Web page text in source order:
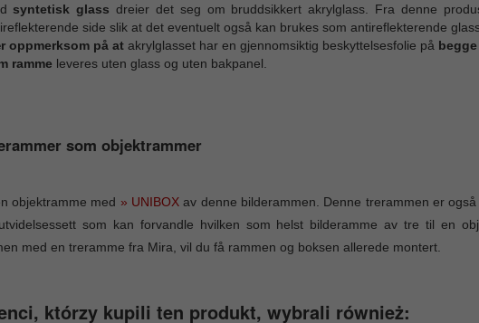
syntetisk glass dreier det seg om bruddsikkert akrylglass. Fra denne
side slik at det eventuelt også kan brukes som antireflekterende
oppmerksom på atakrylglasset har en gjennomsiktig beskyttelsesfolie på begge
ramme leveres uten glass og uten bakpanel.
som objektrammer
objektramme med » UNIBOX av denne bilderammen. Denne trerammen er
som kan forvandle hvilken som helst bilderamme av tre til en
med en treramme fra Mira, vil du få rammen og boksen allerede montert.
którzy kupili ten produkt, wybrali również: